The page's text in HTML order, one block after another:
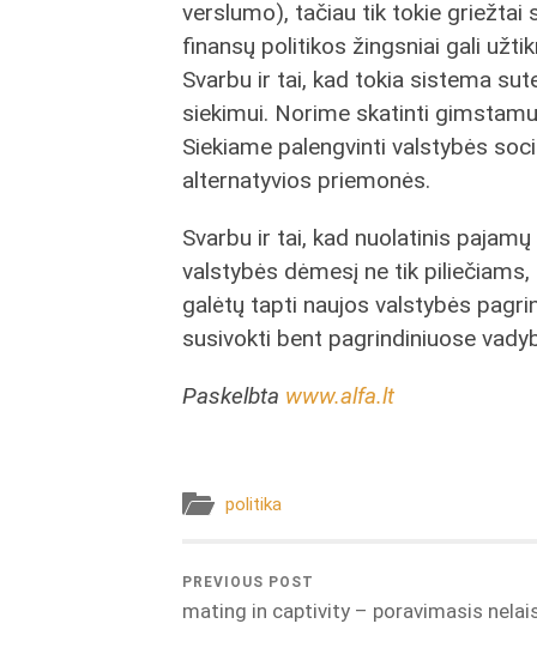
verslumo), tačiau tik tokie
finansų politikos žingsniai gali
Svarbu ir tai, kad tokia sistema
siekimui. Norime skatinti
Siekiame palengvinti valstybės
alternatyvios priemonės.
Svarbu ir tai, kad nuolatinis
valstybės dėmesį ne tik
galėtų tapti naujos valstybės
susivokti bent pagrindiniuose
Paskelbta www.alfa.lt
politika
PREVIOUS POST
mating in captivity – poravimasis